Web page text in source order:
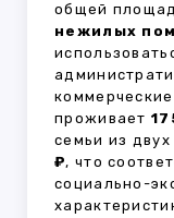
общей
нежилых
проживает
семьи из двух
₽, что
социально-